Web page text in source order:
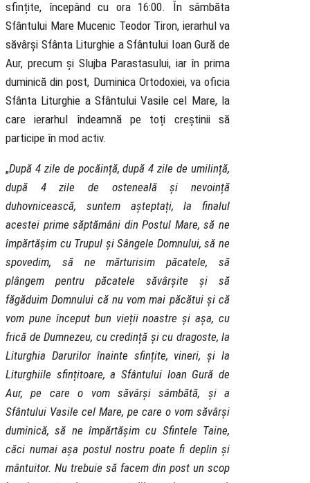
sfințite, începând cu ora 16:00. În sâmbăta
Sfântului Mare Mucenic Teodor Tiron, ierarhul va
săvârși Sfânta Liturghie a Sfântului Ioan Gură de
Aur, precum și Slujba Parastasului, iar în prima
duminică din post, Duminica Ortodoxiei, va oficia
Sfânta Liturghie a Sfântului Vasile cel Mare, la
care ierarhul îndeamnă pe toți creștinii să
participe în mod activ.
„După 4 zile de pocăință, după 4 zile de umilință,
după 4 zile de osteneală și nevoință
duhovnicească, suntem așteptați, la finalul
acestei prime săptămâni din Postul Mare, să ne
împărtășim cu Trupul și Sângele Domnului, să ne
spovedim, să ne mărturisim păcatele, să
plângem pentru păcatele săvârșite și să
făgăduim Domnului că nu vom mai păcătui și că
vom pune început bun vieții noastre și așa, cu
frică de Dumnezeu, cu credință și cu dragoste, la
Liturghia Darurilor înainte sfințite, vineri, și la
Liturghiile sfințitoare, a Sfântului Ioan Gură de
Aur, pe care o vom săvârși sâmbătă, și a
Sfântului Vasile cel Mare, pe care o vom săvârși
duminică, să ne împărtășim cu Sfintele Taine,
căci numai așa postul nostru poate fi deplin și
mântuitor. Nu trebuie să facem din post un scop